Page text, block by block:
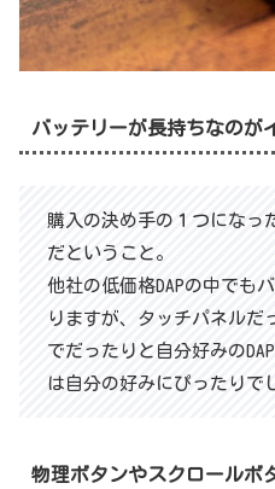
バッテリーが長持ちなのが
購入の決め手の１つになっ
だということ。
他社の低価格DAPの中でも
りますが、タッチパネルだ
でだったりと自分好みの
は自分の好みにぴったりで
物理ボタンやスクロールボ